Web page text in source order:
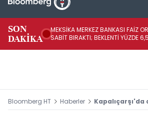
SON
DAKİKA
MEKSİKA MERKEZ BANKASI FAİZ
SABİT BIRAKTI; BEKLENTİ YÜZDE
Bloomberg HT Haberler Kapalıçarşı'da